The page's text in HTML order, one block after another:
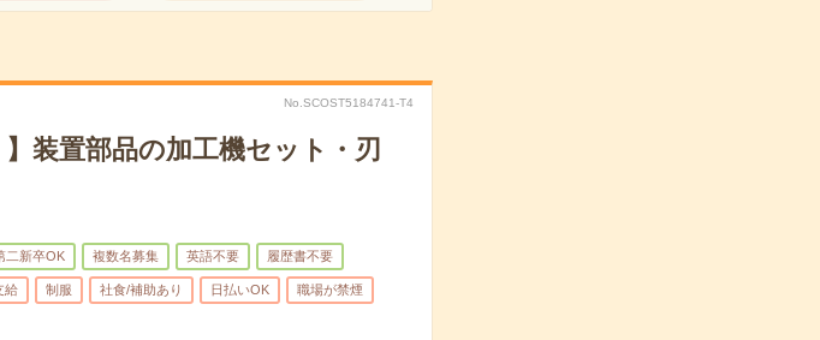
No.SCOST5184741-T4
装置部品の加工機セット・刃
二新卒OK 複数名募集 英語不要 履歴書不要
給 制服 社食/補助あり 日払いOK 職場が禁煙